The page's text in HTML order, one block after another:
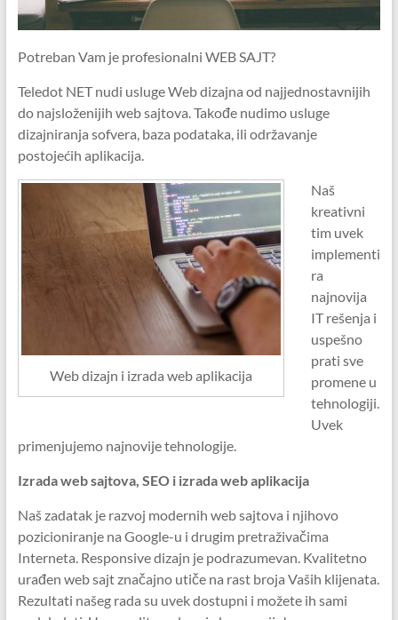
vaš
internet
web
hosting
provajder
Potreban Vam je profesionalni WEB SAJT?
Teledot NET nudi usluge Web dizajna od najjednostavnijih
do najsloženijih web sajtova. Takođe nudimo usluge
dizajniranja sofvera, baza podataka, ili održavanje
postojećih aplikacija.
Web dizajn i izrada web aplikacija
Naš
kreativni
tim uvek
implementi
ra
najnovija
IT rešenja i
uspešno
prati sve
promene u
tehnologiji.
Uvek
primenjujemo najnovije tehnologije.
Izrada web sajtova, SEO i izrada web aplikacija
Naš zadatak je razvoj modernih web sajtova i njihovo
pozicioniranje na Google-u i drugim pretraživačima
Interneta. Responsive dizajn je podrazumevan. Kvalitetno
urađen web sajt značajno utiče na rast broja Vaših klijenata.
Rezultati našeg rada su uvek dostupni i možete ih sami